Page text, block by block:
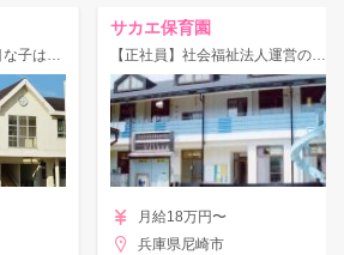
☆年休124日♪尼崎駅/駄目な子はいない できない子もいない 子どもは学び育つ力を持っているをモットーにモンテッソーリ教育法を実践している幼稚園
サカエ保育園
【正社員】社会福祉法人運営の認可園！年間休日120日♪賞与4ヶ月以上の支給実績☆
月給18万円〜
兵庫県尼崎市